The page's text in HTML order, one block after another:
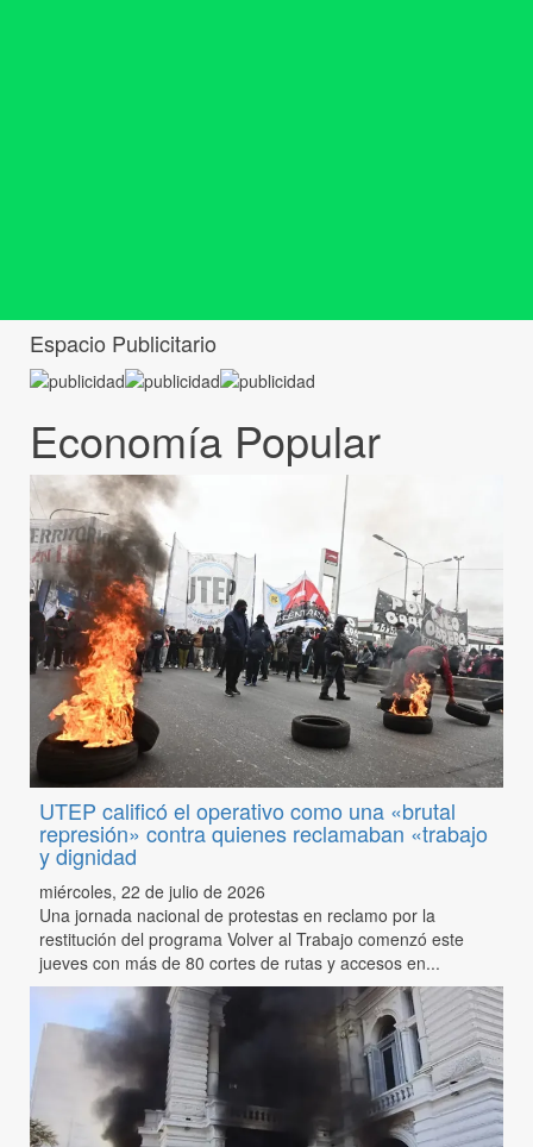
Espacio Publicitario
Economía Popular
UTEP calificó el operativo como una «brutal
represión» contra quienes reclamaban «trabajo
y dignidad
miércoles, 22 de julio de 2026
Una jornada nacional de protestas en reclamo por la
restitución del programa Volver al Trabajo comenzó este
jueves con más de 80 cortes de rutas y accesos en...